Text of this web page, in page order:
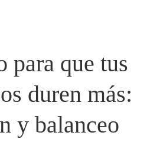
para que tus
duren más:
y balanceo